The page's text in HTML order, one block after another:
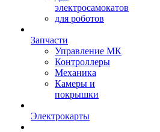
электросамокатов
для роботов
Запчасти
Управление МК
Контроллеры
Механика
Камеры и
покрышки
Электрокарты